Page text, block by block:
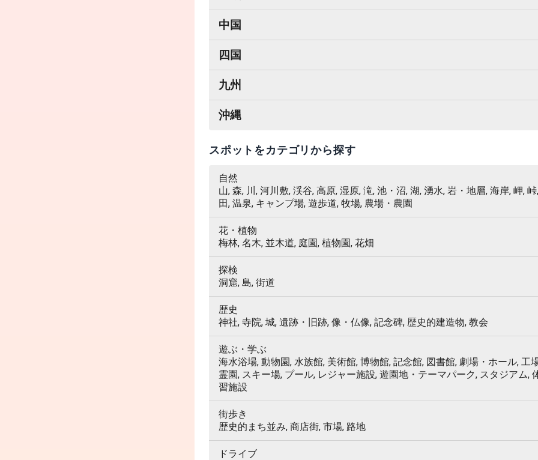
中国
四国
九州
沖縄
スポットをカテゴリから探す
自然
山, 森, 川, 河川敷, 渓谷, 高原, 湿原, 滝, 池・沼, 湖, 湧水, 岩・地層, 海岸, 岬,
田, 温泉, キャンプ場, 遊歩道, 牧場, 農場・農園
花・植物
梅林, 名木, 並木道, 庭園, 植物園, 花畑
探検
洞窟, 島, 街道
歴史
神社, 寺院, 城, 遺跡・旧跡, 像・仏像, 記念碑, 歴史的建造物, 教会
遊ぶ・学ぶ
海水浴場, 動物園, 水族館, 美術館, 博物館, 記念館, 図書館, 劇場・ホール, 工
霊園, スキー場, プール, レジャー施設, 遊園地・テーマパーク, スタジアム,
習施設
街歩き
歴史的まち並み, 商店街, 市場, 路地
ドライブ